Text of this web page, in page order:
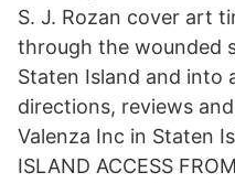
S. J. Rozan cover art
through the wounded
Staten Island and into
directions, reviews
Valenza Inc in Staten
ISLAND ACCESS